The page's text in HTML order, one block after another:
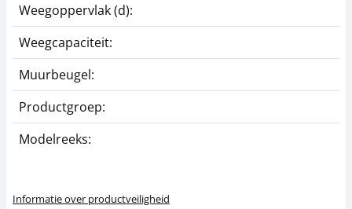
Weegoppervlak (d):
Weegcapaciteit:
Muurbeugel:
Productgroep:
Modelreeks:
Informatie over productveiligheid